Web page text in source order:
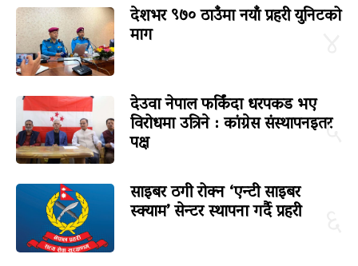
देशभर ९७० ठाउँमा नयाँ प्रहरी युनिटको
माग
५
देउवा नेपाल फर्किंदा धरपकड भए
विरोधमा उत्रिने : कांग्रेस संस्थापनइतर
पक्ष
साइबर ठगी रोक्न ‘एन्टी साइबर
स्क्याम’ सेन्टर स्थापना गर्दै प्रहरी